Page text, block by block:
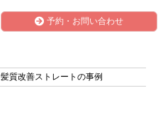
予約・お問い合わせ
質改善ストレートの事例